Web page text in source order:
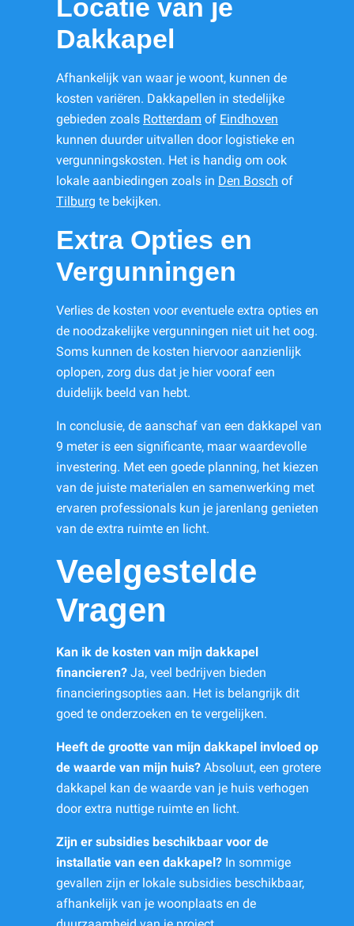
Locatie van je
Dakkapel
Afhankelijk van waar je woont, kunnen de
kosten variëren. Dakkapellen in stedelijke
gebieden zoals Rotterdam of Eindhoven
kunnen duurder uitvallen door logistieke en
vergunningskosten. Het is handig om ook
lokale aanbiedingen zoals in Den Bosch of
Tilburg te bekijken.
Extra Opties en
Vergunningen
Verlies de kosten voor eventuele extra opties en
de noodzakelijke vergunningen niet uit het oog.
Soms kunnen de kosten hiervoor aanzienlijk
oplopen, zorg dus dat je hier vooraf een
duidelijk beeld van hebt.
In conclusie, de aanschaf van een dakkapel van
9 meter is een significante, maar waardevolle
investering. Met een goede planning, het kiezen
van de juiste materialen en samenwerking met
ervaren professionals kun je jarenlang genieten
van de extra ruimte en licht.
Veelgestelde
Vragen
Kan ik de kosten van mijn dakkapel
financieren? Ja, veel bedrijven bieden
financieringsopties aan. Het is belangrijk dit
goed te onderzoeken en te vergelijken.
Heeft de grootte van mijn dakkapel invloed op
de waarde van mijn huis? Absoluut, een grotere
dakkapel kan de waarde van je huis verhogen
door extra nuttige ruimte en licht.
Zijn er subsidies beschikbaar voor de
installatie van een dakkapel? In sommige
gevallen zijn er lokale subsidies beschikbaar,
afhankelijk van je woonplaats en de